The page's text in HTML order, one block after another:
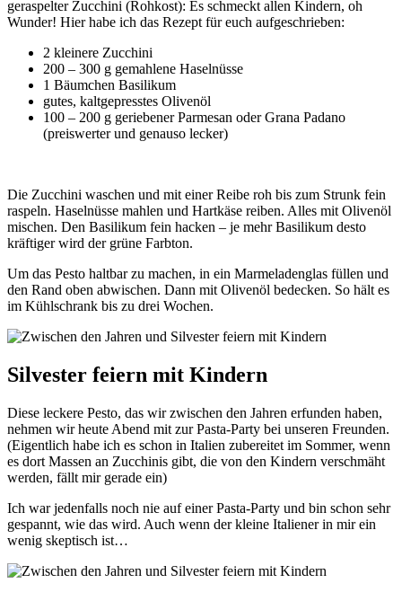
geraspelter Zucchini (Rohkost): Es schmeckt allen Kindern, oh
Wunder! Hier habe ich das Rezept für euch aufgeschrieben:
2 kleinere Zucchini
200 – 300 g gemahlene Haselnüsse
1 Bäumchen Basilikum
gutes, kaltgepresstes Olivenöl
100 – 200 g geriebener Parmesan oder Grana Padano
(preiswerter und genauso lecker)
Die Zucchini waschen und mit einer Reibe roh bis zum Strunk fein
raspeln. Haselnüsse mahlen und Hartkäse reiben. Alles mit Olivenöl
mischen. Den Basilikum fein hacken – je mehr Basilikum desto
kräftiger wird der grüne Farbton.
Um das Pesto haltbar zu machen, in ein Marmeladenglas füllen und
den Rand oben abwischen. Dann mit Olivenöl bedecken. So hält es
im Kühlschrank bis zu drei Wochen.
Silvester feiern mit Kindern
Diese leckere Pesto, das wir zwischen den Jahren erfunden haben,
nehmen wir heute Abend mit zur Pasta-Party bei unseren Freunden.
(Eigentlich habe ich es schon in Italien zubereitet im Sommer, wenn
es dort Massen an Zucchinis gibt, die von den Kindern verschmäht
werden, fällt mir gerade ein)
Ich war jedenfalls noch nie auf einer Pasta-Party und bin schon sehr
gespannt, wie das wird. Auch wenn der kleine Italiener in mir ein
wenig skeptisch ist…